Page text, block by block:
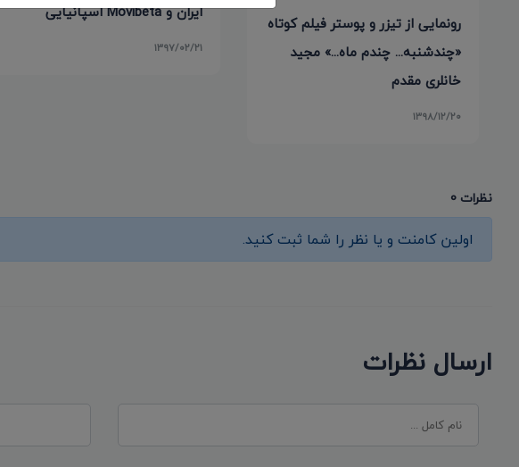
رونمایی از تیزر و پوستر فیلم کوتاه
«چندشنبه... چندم ماه...» مجید
خانلری مقدم
۱۳۹۸/۱۲/۲۰
ایران و Movibeta اسپانیایی
۱۳۹۷/۰۲/۲۱
نظرات 0
اولین کامنت و یا نظر را شما ثبت کنید.
ارسال نظرات